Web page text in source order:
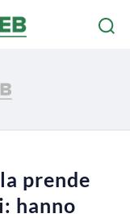
prende
hanno